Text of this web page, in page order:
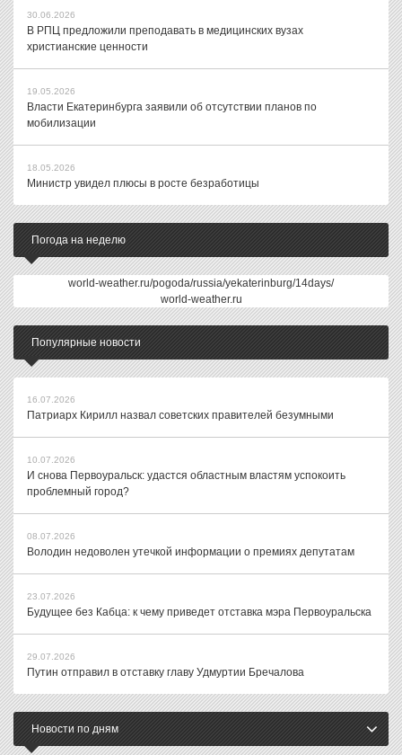
30.06.2026
В РПЦ предложили преподавать в медицинских вузах
христианские ценности
19.05.2026
Власти Екатеринбурга заявили об отсутствии планов по
мобилизации
18.05.2026
Министр увидел плюсы в росте безработицы
Погода на неделю
world-weather.ru/pogoda/russia/yekaterinburg/14days/
world-weather.ru
Популярные новости
16.07.2026
Патриарх Кирилл назвал советских правителей безумными
10.07.2026
И снова Первоуральск: удастся областным властям успокоить
проблемный город?
08.07.2026
Володин недоволен утечкой информации о премиях депутатам
23.07.2026
Будущее без Кабца: к чему приведет отставка мэра Первоуральска
29.07.2026
Путин отправил в отставку главу Удмуртии Бречалова
Новости по дням